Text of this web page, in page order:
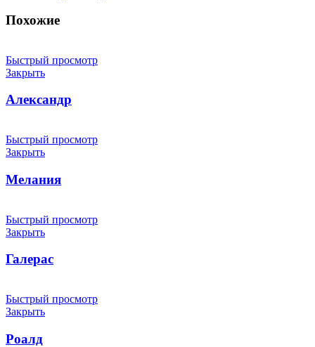
Похожие
Быстрый просмотр
Закрыть
Александр
Быстрый просмотр
Закрыть
Мелания
Быстрый просмотр
Закрыть
Галерас
Быстрый просмотр
Закрыть
Роалд